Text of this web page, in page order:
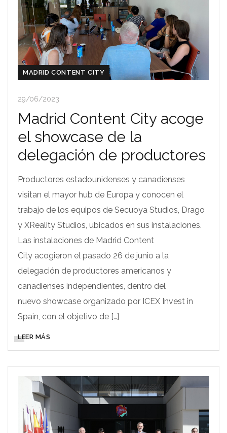
MADRID CONTENT CITY
29/06/2023
Madrid Content City acoge
el showcase de la
delegación de productores
Productores estadounidenses y canadienses
visitan el mayor hub de Europa y conocen el
trabajo de los equipos de Secuoya Studios, Drago
y XReality Studios, ubicados en sus instalaciones.
Las instalaciones de Madrid Content
City acogieron el pasado 26 de junio a la
delegación de productores americanos y
canadienses independientes, dentro del
nuevo showcase organizado por ICEX Invest in
Spain, con el objetivo de […]
LEER MÁS